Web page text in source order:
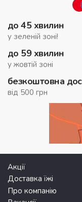
до 45 хвилин
у зеленій зоні!
до 59 хвилин
у жовтій зоні
безкоштовна
від 500 грн
Акції
Доставка їжі
Про компанію